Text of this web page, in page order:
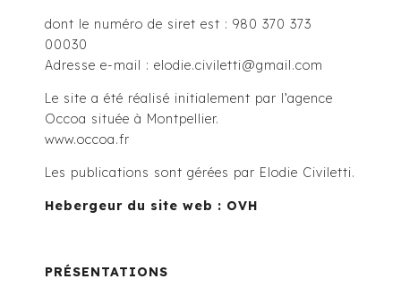
dont le numéro de siret est : 980 370 373
00030
Adresse e-mail : elodie.civiletti@gmail.com
Le site a été réalisé initialement par l’agence
Occoa située à Montpellier.
www.occoa.fr
Les publications sont gérées par Elodie Civiletti.
Hebergeur du site web : OVH
PRÉSENTATIONS